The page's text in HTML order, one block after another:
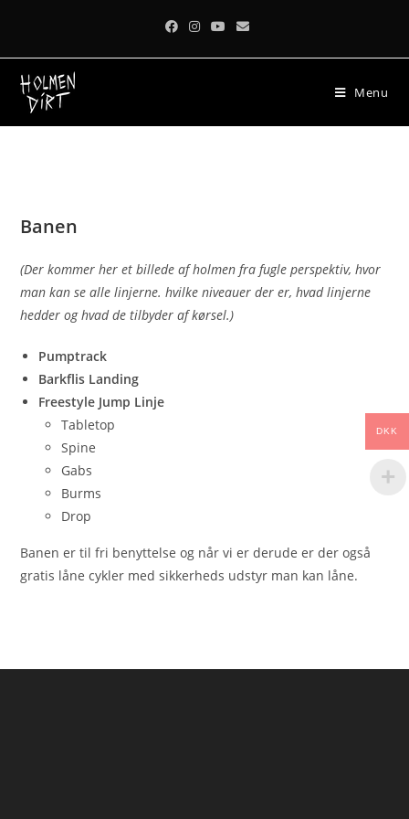
content
Menu
Banen
(Der kommer her et billede af holmen fra fugle perspektiv, hvor
man kan se alle linjerne. hvilke niveauer der er, hvad linjerne
hedder og hvad de tilbyder af kørsel.)
Pumptrack
Barkflis Landing
Freestyle Jump Linje
Tabletop
Spine
Gabs
Burms
Drop
Banen er til fri benyttelse og når vi er derude er der også
gratis låne cykler med sikkerheds udstyr man kan låne.
DKK